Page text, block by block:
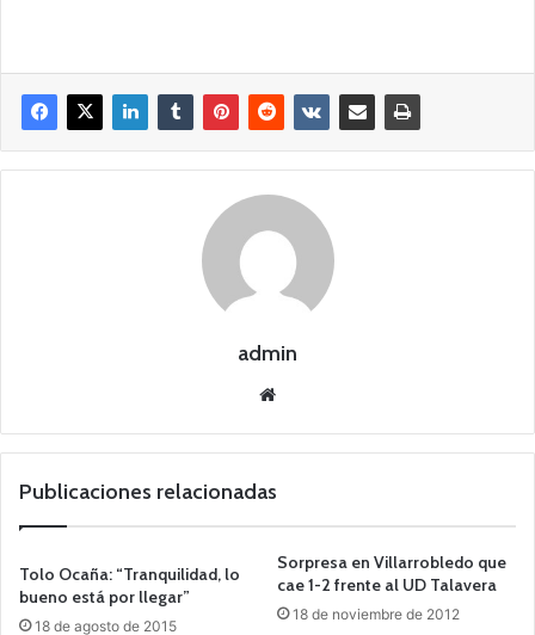
admin
we
Publicaciones relacionadas
Tolo Ocaña: “Tranquilidad, lo
bueno está por llegar”
18 de agosto de 2015
Sorpresa en Villarrobledo que
cae 1-2 frente al UD Talavera
18 de noviembre de 2012